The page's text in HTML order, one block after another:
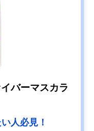
バーマスカラ
人必見！